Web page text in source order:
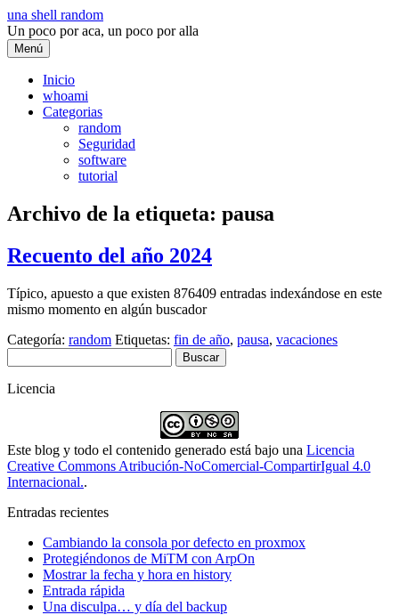
Saltar
al
contenido
una shell random
Un poco por aca, un poco por alla
Menú
Inicio
whoami
Categorias
random
Seguridad
software
tutorial
Archivo de la etiqueta: pausa
Recuento del año 2024
Típico, apuesto a que existen 876409 entradas indexándose en este
mismo momento en algún buscador
Categoría: random Etiquetas: fin de año, pausa, vacaciones
Licencia
Este blog y todo el contenido generado está bajo una Licencia
Creative Commons Atribución-NoComercial-CompartirIgual 4.0
Internacional..
Entradas recientes
Cambiando la consola por defecto en proxmox
Protegiéndonos de MiTM con ArpOn
Mostrar la fecha y hora en history
Entrada rápida
Una disculpa… y día del backup